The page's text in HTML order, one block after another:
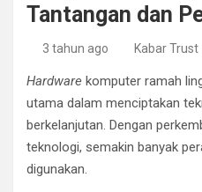
Tantangan dan
3 tahun ago Kabar Trust
Hardware komputer ramah
utama dalam menciptakan
berkelanjutan. Dengan
teknologi, semakin banyak
digunakan.